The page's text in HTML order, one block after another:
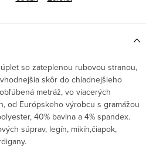
so zateplenou rubovou stranou,
skôr do chladnejšieho
metráž, vo viacerých
od Európskeho výrobcu s gramážou
40% bavlna a 4% spandex.
súprav, legín, mikín,čiapok,